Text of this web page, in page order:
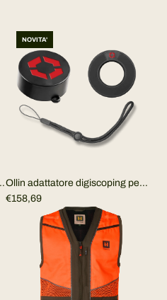
NOVITA'
Ollin adattatore digiscoping per
lungo (SOLO ADATTATORE)
€158,69